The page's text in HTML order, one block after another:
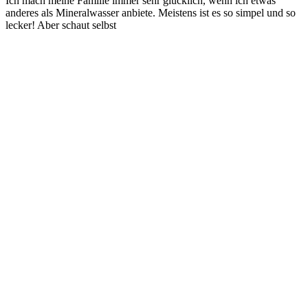
anderes als Mineralwasser anbiete. Meistens ist es so simpel und so
lecker! Aber schaut selbst